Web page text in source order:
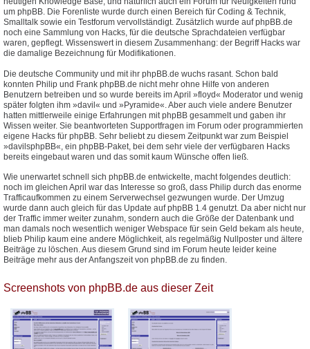
um phpBB. Die Forenliste wurde durch einen Bereich für Coding & Technik,
Smalltalk sowie ein Testforum vervollständigt. Zusätzlich wurde auf phpBB.de
noch eine Sammlung von Hacks, für die deutsche Sprachdateien verfügbar
waren, gepflegt. Wissenswert in diesem Zusammenhang: der Begriff Hacks war
die damalige Bezeichnung für Modifikationen.
Die deutsche Community und mit ihr phpBB.de wuchs rasant. Schon bald
konnten Philip und Frank phpBB.de nicht mehr ohne Hilfe von anderen
Benutzern betreiben und so wurde bereits im April »floyd« Moderator und wenig
später folgten ihm »davil« und »Pyramide«. Aber auch viele andere Benutzer
hatten mittlerweile einige Erfahrungen mit phpBB gesammelt und gaben ihr
Wissen weiter. Sie beantworteten Supportfragen im Forum oder programmierten
eigene Hacks für phpBB. Sehr beliebt zu diesem Zeitpunkt war zum Beispiel
»davilsphpBB«, ein phpBB-Paket, bei dem sehr viele der verfügbaren Hacks
bereits eingebaut waren und das somit kaum Wünsche offen ließ.
Wie unerwartet schnell sich phpBB.de entwickelte, macht folgendes deutlich:
noch im gleichen April war das Interesse so groß, dass Philip durch das enorme
Trafficaufkommen zu einem Serverwechsel gezwungen wurde. Der Umzug
wurde dann auch gleich für das Update auf phpBB 1.4 genutzt. Da aber nicht nur
der Traffic immer weiter zunahm, sondern auch die Größe der Datenbank und
man damals noch wesentlich weniger Webspace für sein Geld bekam als heute,
blieb Philip kaum eine andere Möglichkeit, als regelmäßig Nullposter und ältere
Beiträge zu löschen. Aus diesem Grund sind im Forum heute leider keine
Beiträge mehr aus der Anfangszeit von phpBB.de zu finden.
Screenshots von phpBB.de aus dieser Zeit